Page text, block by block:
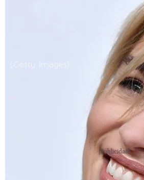
(Getty Images)
[Publicidad]